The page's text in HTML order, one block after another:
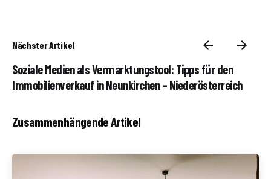
Nächster Artikel
Soziale Medien als Vermarktungstool: Tipps für den
Immobilienverkauf in Neunkirchen – Niederösterreich
Zusammenhängende Artikel